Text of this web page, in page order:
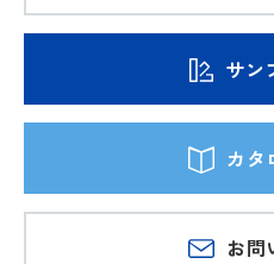
サン
カタ
お問